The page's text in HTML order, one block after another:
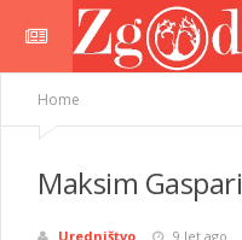
Home
Maksim Gaspari
Uredništvo 9 let ago